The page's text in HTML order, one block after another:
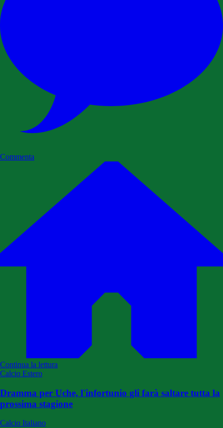
Commenta
Continua la lettura
Calcio Estero
Dramma per Uche, l'infortunio gli farà saltare tutta la
prossima stagione
Calcio Italiano